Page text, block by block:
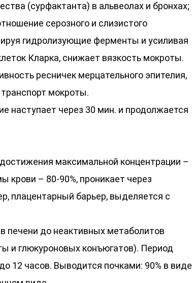
(сурфактанта) в альвеолах и бронхах;
серозного и слизистого
гидролизующие ферменты и усиливая
Кларка, снижает вязкость мокроты.
ресничек мерцательного эпителия,
мокроты.
наступает через 30 мин. и продолжается
максимальной концентрации –
крови – 80-90%, проникает через
плацентарный барьер, выделяется с
печени до неактивных метаболитов
и глюкуроновых конъюгатов). Период
12 часов. Выводится почками: 90% в виде